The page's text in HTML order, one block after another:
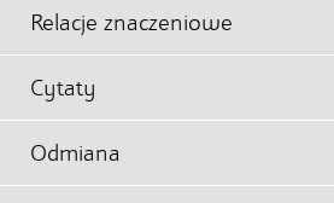
Relacje znaczeniowe
Cytaty
Odmiana